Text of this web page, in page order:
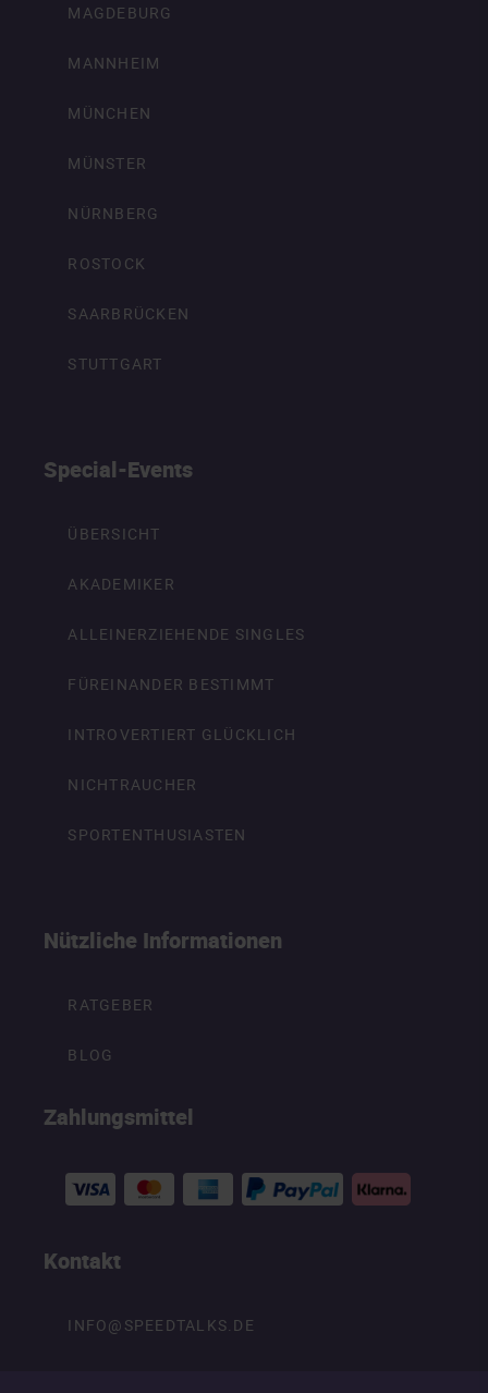
MAGDEBURG
MANNHEIM
MÜNCHEN
MÜNSTER
NÜRNBERG
ROSTOCK
SAARBRÜCKEN
STUTTGART
Special-Events
ÜBERSICHT
AKADEMIKER
ALLEINERZIEHENDE SINGLES
FÜREINANDER BESTIMMT
INTROVERTIERT GLÜCKLICH
NICHTRAUCHER
SPORTENTHUSIASTEN
Nützliche Informationen
RATGEBER
BLOG
Zahlungsmittel
Kontakt
INFO@SPEEDTALKS.DE